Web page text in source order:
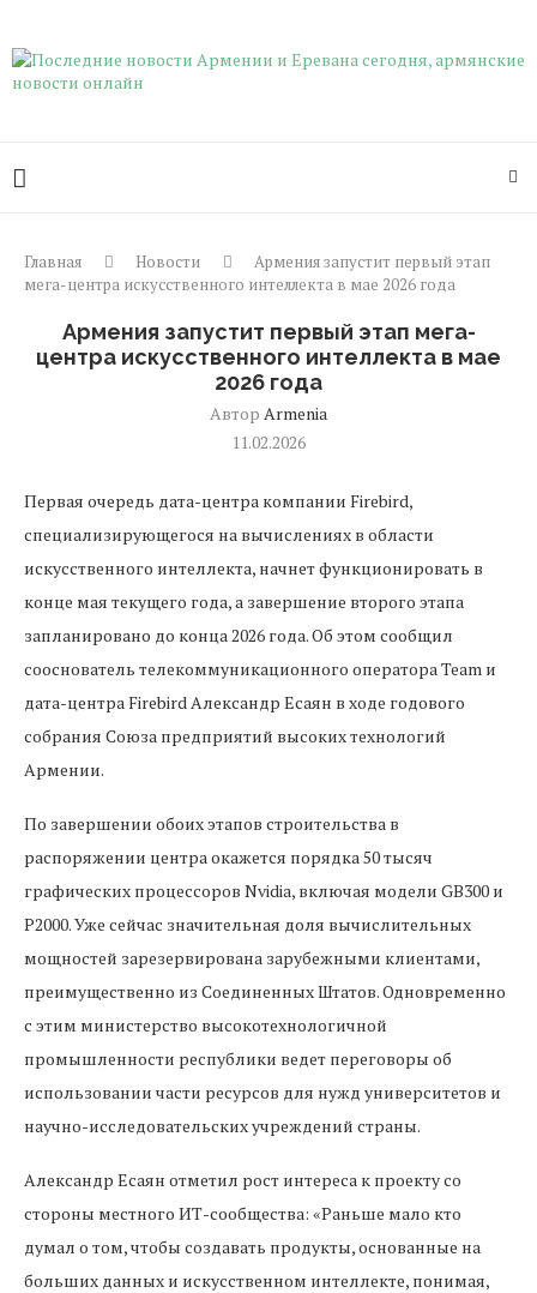
Главная Новости
Армения запустит первый этап
мега-центра искусственного интеллекта в мае 2026 года
Армения запустит первый этап мега-
центра искусственного интеллекта в мае
2026 года
Автор Armenia
11.02.2026
Первая очередь дата-центра компании Firebird,
специализирующегося на вычислениях в области
искусственного интеллекта, начнет функционировать в
конце мая текущего года, а завершение второго этапа
запланировано до конца 2026 года. Об этом сообщил
сооснователь телекоммуникационного оператора Team и
дата-центра Firebird Александр Есаян в ходе годового
собрания Союза предприятий высоких технологий
Армении.
По завершении обоих этапов строительства в
распоряжении центра окажется порядка 50 тысяч
графических процессоров Nvidia, включая модели GB300 и
P2000. Уже сейчас значительная доля вычислительных
мощностей зарезервирована зарубежными клиентами,
преимущественно из Соединенных Штатов. Одновременно
с этим министерство высокотехнологичной
промышленности республики ведет переговоры об
использовании части ресурсов для нужд университетов и
научно-исследовательских учреждений страны.
Александр Есаян отметил рост интереса к проекту со
стороны местного ИТ-сообщества: «Раньше мало кто
думал о том, чтобы создавать продукты, основанные на
больших данных и искусственном интеллекте, понимая,